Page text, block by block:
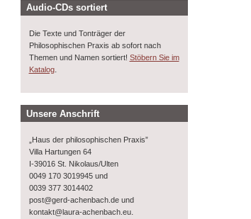
Audio-CDs sortiert
Die Texte und Tonträger der
Philosophischen Praxis ab sofort nach
Themen und Namen sortiert! Stöbern Sie im
Katalog.
Unsere Anschrift
„Haus der philosophischen Praxis”
Villa Hartungen 64
I-39016 St. Nikolaus/Ulten
0049 170 3019945 und
0039 377 3014402
post@gerd-achenbach.de und
kontakt@laura-achenbach.eu.